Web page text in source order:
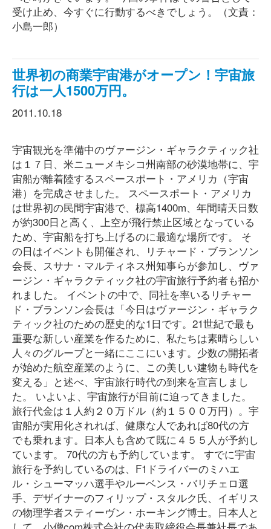
受け止め、今すぐに行動するべきでしょう。（文責：
小島一郎）
世界初の商業宇宙港がオープン！宇宙旅
行は一人1500万円。
2011.10.18
宇宙観光を準備中のヴァージン・ギャラクティック社
は１７日、米ニューメキシコ州南部の砂漠地帯に、宇
宙船が離着陸するスペースポート・アメリカ（宇宙
港）を完成させました。 スペースポート・アメリカ
は世界初の民間宇宙港で、標高1400m、年間晴天日数
が約300日と高く、上空が飛行禁止区域となっている
ため、宇宙船を打ち上げるのに最適な場所です。 そ
の日はイベントも開催され、リチャード・ブランソン
会長、スサナ・マルティネス州知事らが参加し、ヴァ
ージン・ギャラクティック社の宇宙旅行予約者も招か
れました。 イベントの中で、同社を率いるリチャー
ド・ブランソン会長は「今日はヴァージン・ギャラク
ティック社のための歴史的な1日です。21世紀で最も
重要な新しい産業を作るために、私たちは素晴らしい
人々のグループと一緒にここにいます。少数の開拓者
が始めた航空産業のように、この美しい建物も時代を
変える」と述べ、宇宙旅行時代の到来を宣言しまし
た。 いよいよ、宇宙旅行が目前に迫ってきました。
旅行代金は１人約２０万ドル（約１５００万円）。宇
宙船が実用化されれば、健康な人であれば80代の方
でも乗れます。日本人も含めて既に４５５人が予約し
ています。 70代の方も予約しています。 すでに宇宙
旅行を予約しているのは、F1ドライバーのミハエ
ル・シューマッハ選手やルーベンス・バリチェロ選
手、デザイナーのフィリップ・スタルク氏、イギリス
の物理学者スティーヴン・ホーキング博士。日本人と